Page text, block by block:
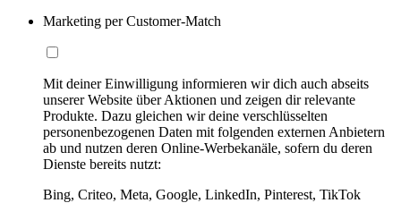
Marketing per Customer-Match
Mit deiner Einwilligung informieren wir dich auch abseits
unserer Website über Aktionen und zeigen dir relevante
Produkte. Dazu gleichen wir deine verschlüsselten
personenbezogenen Daten mit folgenden externen Anbietern
ab und nutzen deren Online-Werbekanäle, sofern du deren
Dienste bereits nutzt:
Bing, Criteo, Meta, Google, LinkedIn, Pinterest, TikTok